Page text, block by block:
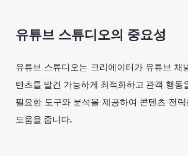
유튜브 스튜디오의 중요성
유튜브 스튜디오는 크리에이터가 유튜브
텐츠를 발견 가능하게 최적화하고 관객 행
필요한 도구와 분석을 제공하여 콘텐츠 전
도움을 줍니다.